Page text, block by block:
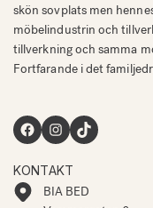
skön sovplats men
möbelindustrin och
tillverkning och samma
Fortfarande i det
Facebook Instagram TikTok
KONTAKT
BIA BED